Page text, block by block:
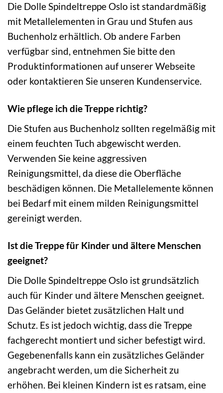
Die Dolle Spindeltreppe Oslo ist standardmäßig
mit Metallelementen in Grau und Stufen aus
Buchenholz erhältlich. Ob andere Farben
verfügbar sind, entnehmen Sie bitte den
Produktinformationen auf unserer Webseite
oder kontaktieren Sie unseren Kundenservice.
Wie pflege ich die Treppe richtig?
Die Stufen aus Buchenholz sollten regelmäßig mit
einem feuchten Tuch abgewischt werden.
Verwenden Sie keine aggressiven
Reinigungsmittel, da diese die Oberfläche
beschädigen können. Die Metallelemente können
bei Bedarf mit einem milden Reinigungsmittel
gereinigt werden.
Ist die Treppe für Kinder und ältere Menschen
geeignet?
Die Dolle Spindeltreppe Oslo ist grundsätzlich
auch für Kinder und ältere Menschen geeignet.
Das Geländer bietet zusätzlichen Halt und
Schutz. Es ist jedoch wichtig, dass die Treppe
fachgerecht montiert und sicher befestigt wird.
Gegebenenfalls kann ein zusätzliches Geländer
angebracht werden, um die Sicherheit zu
erhöhen. Bei kleinen Kindern ist es ratsam, eine